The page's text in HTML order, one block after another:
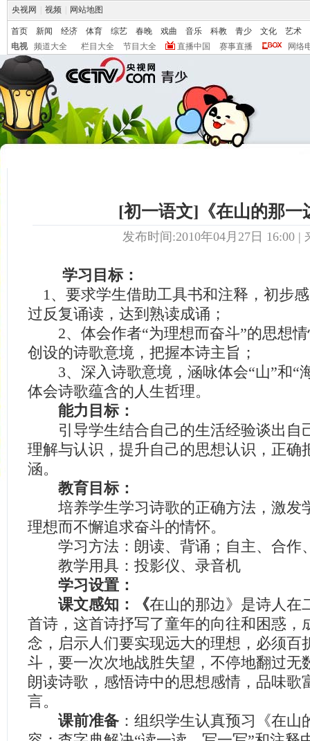
央视网 视频 网站地图
首页 新闻 经济 体育 综艺 春晚 戏曲 音乐 科教 青少 文化
艺术
电视
频道大全 栏目大全 节目大全 直播中国 赛事直播 网络
[初一语文]《在山的那一
发布时间:2010年04月27日 16:00 |
学习目标：
1、要求学生借助工具书和注释，初步
过反复诵读，达到熟读成诵；
2、体会作者“为理想而奋斗”的思想情
创设的诗歌意境，把握本诗主旨；
3、深入诗歌意境，涵咏体会“山”和“
体会诗歌蕴含的人生哲理。
能力目标：
引导学生结合自己的生活经验谈出自
理解与认识，提升自己的思想认识，正确
涵。
教育目标：
培养学生学习诗歌的正确方法，激发
理想而不懈追求奋斗的情怀。
学习方法：朗读、背诵；自主、合作
教学用具：投影仪、录音机
学习设置：
课文感知：《在山的那边》是诗人在
首诗，这首诗抒写了童年的向往和困惑，
念，启示人们要实现远大的理想，必须百
斗，要一次次地战胜失望，不停地翻过无
朗读诗歌，感悟诗中的思想感情，品味歌
言。
课前准备 ：组织学生认真预习《在山